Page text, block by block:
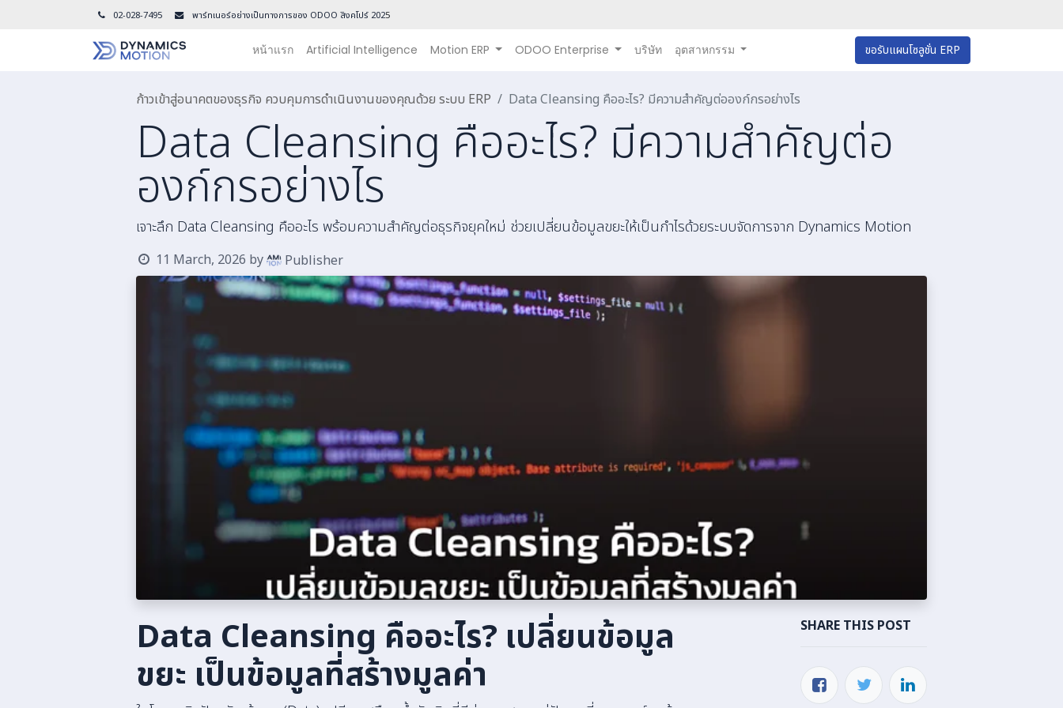
02-028-7495 พาร์ทเนอร์อย่างเป็นทางการของ ODOO สิงคโปร์ 2025
หน้าแรก Artificial Intelligence Motion ERP ODOO Enterprise บริษัท อุตสาหกรรม ขอรับแผนโซลูชั่น ERP
ก้าวเข้าสู่อนาคตของธุรกิจ ควบคุมการดำเนินงานของคุณด้วย ระบบ ERP Data Cleansing คืออะไร? มีความสำคัญต่อองก์กรอย่างไร
Data Cleansing คืออะไร? มีความสำคัญต่อ
องก์กรอย่างไร
เจาะลึก Data Cleansing คืออะไร พร้อมความสำคัญต่อธุรกิจยุคใหม่ ช่วยเปลี่ยนข้อมูลขยะให้เป็นกำไรด้วยระบบจัดการจาก Dynamics Motion
11 March, 2026 by Publisher
Data Cleansing คืออะไร? เปลี่ยนข้อมูล
ขยะ เป็นข้อมูลที่สร้างมูลค่า
SHARE THIS POST